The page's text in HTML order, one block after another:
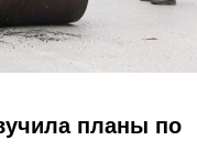
планы по